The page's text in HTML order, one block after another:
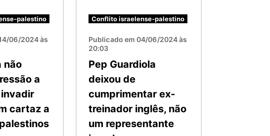
palestino
06/2024 às
não
a
cartaz a
Conflito israelense-palestino
Publicado em 04/06/2024 às
20:03
Pep Guardiola
deixou de
cumprimentar ex-
treinador inglês, não
um representante